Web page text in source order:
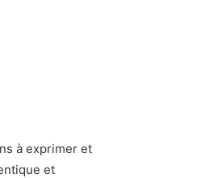
à exprimer et
et